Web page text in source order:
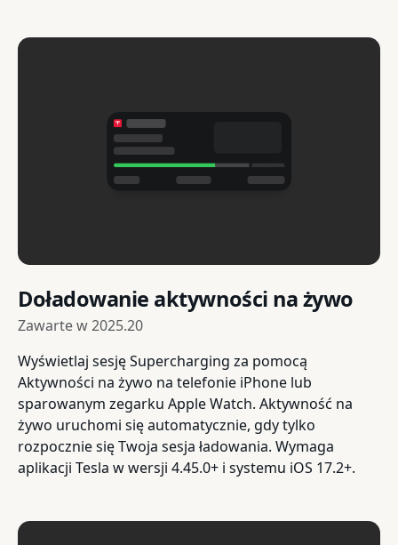
Doładowanie aktywności na żywo
Zawarte w2025.20
Wyświetlaj sesję Supercharging za pomocą
Aktywności na żywo na telefonie iPhone lub
sparowanym zegarku Apple Watch. Aktywność na
żywo uruchomi się automatycznie, gdy tylko
rozpocznie się Twoja sesja ładowania. Wymaga
aplikacji Tesla w wersji 4.45.0+ i systemu iOS 17.2+.